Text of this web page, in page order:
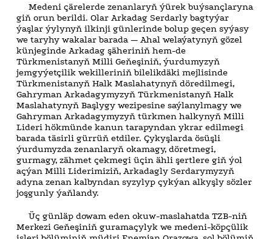
Medeni çärelerde zenanlaryň ýürek buýsançlaryna
giň orun berildi. Olar Arkadag Serdarly bagtyýar
ýaşlar ýylynyň ilkinji günlerinde bolup geçen syýasy
we taryhy wakalar barada — Ahal welaýatynyň gözel
künjeginde Arkadag şäheriniň hem-de
Türkmenistanyň Milli Geňeşiniň, ýurdumyzyň
jemgyýetçilik wekilleriniň bilelikdäki mejlisinde
Türkmenistanyň Halk Maslahatynyň döredilmegi,
Gahryman Arkadagymyzyň Türkmenistanyň Halk
Maslahatynyň Başlygy wezipesine saýlanylmagy we
Gahryman Arkadagymyzyň türkmen halkynyň Milli
Lideri hökmünde kanun tarapyndan ykrar edilmegi
barada täsirli gürrüň etdiler. Çykyşlarda ösüşli
ýurdumyzda zenanlaryň okamagy, döretmegi,
gurmagy, zähmet çekmegi üçin ähli şertlere giň ýol
açýan Milli Liderimiziň, Arkadagly Serdarymyzyň
adyna zenan kalbyndan syzylyp çykýan alkyşly sözler
joşgunly ýaňlandy.
Üç günläp dowam eden okuw-maslahatda TZB-niň
Merkezi Geňeşiniň guramaçylyk we medeni-köpçülik